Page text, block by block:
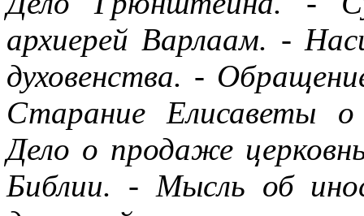
архиерей Варлаам. -
духовенства. -
Старание Елисаветы о
Дело о продаже
Библии. - Мысль об